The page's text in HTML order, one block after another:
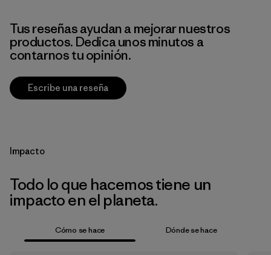
Tus reseñas ayudan a mejorar nuestros
productos. Dedica unos minutos a
contarnos tu opinión.
Escribe una reseña
Impacto
Todo lo que hacemos tiene un
impacto en el planeta.
Cómo se hace Dónde se hace